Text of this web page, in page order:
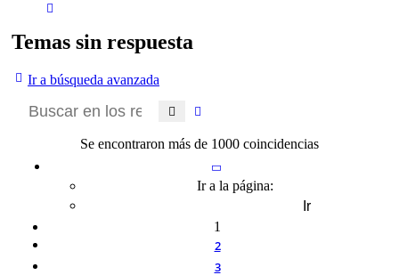
Temas sin respuesta
Ir a búsqueda avanzada
Buscar
Se encontraron más de 1000 coincidencias
Página
Ir a la página:
1
2
3